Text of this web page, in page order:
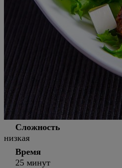
Сложность
низкая
Время
25 минут